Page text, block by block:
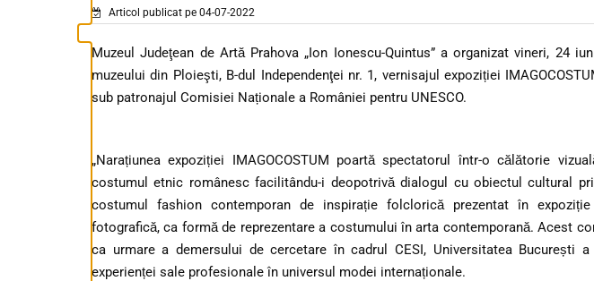
Articol publicat pe 04-07-2022
Muzeul Judeţean de Artă Prahova „Ion Ionescu-Quintus” a organizat vineri, 24
muzeului din Ploieşti, B-dul Independenţei nr. 1, vernisajul expoziției
sub patronajul Comisiei Naționale a României pentru UNESCO.
„Narațiunea expoziției IMAGOCOSTUM poartă spectatorul într-o călătorie
costumul etnic românesc facilitându-i deopotrivă dialogul cu obiectul cultural
costumul fashion contemporan de inspirație folclorică prezentat în
fotografică, ca formă de reprezentare a costumului în arta contemporană. Acest
ca urmare a demersului de cercetare în cadrul CESI, Universitatea București
experienței sale profesionale în universul modei internaționale.